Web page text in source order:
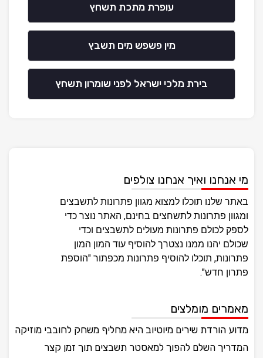
עופרת מתכת תשחץ
מין פשפש מים תשבץ
בירת מלכי ישראל לפני שומרון תשחץ
מי אנחנו ואיך אנחנו צולפים
באתר שלנו תוכלו למצוא מגוון פתרונות לתשבצים
ומגוון פתרונות לתשחצים בחינם, האתר נוצר כדי
לספק לכולם פתרונות מעולים לתשבצים וכדי
שכולם יהנו ממנו נצטרך להוסיף עוד המון המון
פתרונות, תוכלו להוסיף פתרונות מכפתור "הוספת
פתרון חדש".
מאמרים מומלצים
מדוע הורדת שירים מיוטיוב היא מחליף משחק לחובבי מוזיקה
המדריך השלם להפוך למאסטר תשבצים תוך זמן קצר